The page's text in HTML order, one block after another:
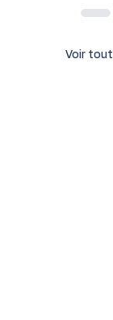
Voir tout